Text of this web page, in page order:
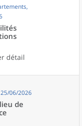
détail
06/2026
de